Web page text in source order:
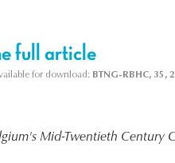
full article
for download: BTNG-RBHC, 35,
Mid-Twentieth Century